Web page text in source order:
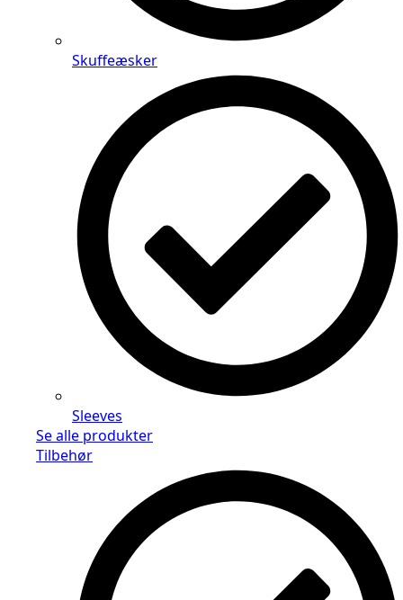
Skuffeæsker
Sleeves
Se alle produkter
Tilbehør